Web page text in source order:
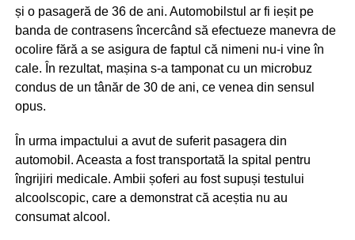
și o pasageră de 36 de ani. Automobilstul ar fi ieșit pe
banda de contrasens încercând să efectueze manevra de
ocolire fără a se asigura de faptul că nimeni nu-i vine în
cale. În rezultat, mașina s-a tamponat cu un microbuz
condus de un tânăr de 30 de ani, ce venea din sensul
opus.
În urma impactului a avut de suferit pasagera din
automobil. Aceasta a fost transportată la spital pentru
îngrijiri medicale. Ambii șoferi au fost supuși testului
alcoolscopic, care a demonstrat că aceștia nu au
consumat alcool.